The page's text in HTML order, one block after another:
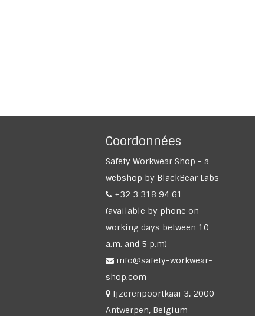
Coordonnées
Safety Workwear Shop - a
webshop by BlackBear Labs
+32 3 318 94 61
(available by phone on
working days between 10
a.m. and 5 p.m)
info@safety-workwear-
shop.com
Ijzerenpoortkaai 3, 2000
Antwerpen, Belgium